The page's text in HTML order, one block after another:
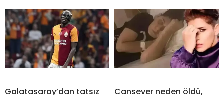
Galatasaray’dan tatsız
Cansever neden öldü,